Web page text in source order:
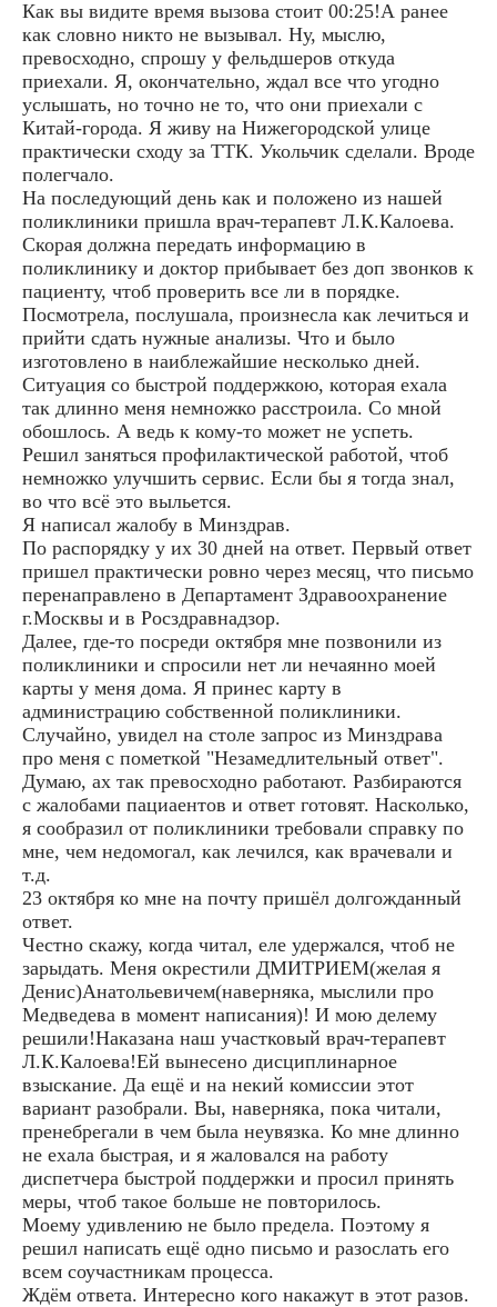
Как вы видите время вызова стоит 00:25!А ранее
как словно никто не вызывал. Ну, мыслю,
превосходно, спрошу у фельдшеров откуда
приехали. Я, окончательно, ждал все что угодно
услышать, но точно не то, что они приехали с
Китай-города. Я живу на Нижегородской улице
практически сходу за ТТК. Укольчик сделали. Вроде
полегчало.
На последующий день как и положено из нашей
поликлиники пришла врач-терапевт Л.К.Калоева.
Скорая должна передать информацию в
поликлинику и доктор прибывает без доп звонков к
пациенту, чтоб проверить все ли в порядке.
Посмотрела, послушала, произнесла как лечиться и
прийти сдать нужные анализы. Что и было
изготовлено в наиблежайшие несколько дней.
Ситуация со быстрой поддержкою, которая ехала
так длинно меня немножко расстроила. Со мной
обошлось. А ведь к кому-то может не успеть.
Решил заняться профилактической работой, чтоб
немножко улучшить сервис. Если бы я тогда знал,
во что всё это выльется.
Я написал жалобу в Минздрав.
По распорядку у их 30 дней на ответ. Первый ответ
пришел практически ровно через месяц, что письмо
перенаправлено в Департамент Здравоохранение
г.Москвы и в Росздравнадзор.
Далее, где-то посреди октября мне позвонили из
поликлиники и спросили нет ли нечаянно моей
карты у меня дома. Я принес карту в
администрацию собственной поликлиники.
Случайно, увидел на столе запрос из Минздрава
про меня с пометкой "Незамедлительный ответ".
Думаю, ах так превосходно работают. Разбираются
с жалобами пациаентов и ответ готовят. Насколько,
я сообразил от поликлиники требовали справку по
мне, чем недомогал, как лечился, как врачевали и
т.д.
23 октября ко мне на почту пришёл долгожданный
ответ.
Честно скажу, когда читал, еле удержался, чтоб не
зарыдать. Меня окрестили ДМИТРИЕМ(желая я
Денис)Анатольевичем(наверняка, мыслили про
Медведева в момент написания)! И мою делему
решили!Наказана наш участковый врач-терапевт
Л.К.Калоева!Ей вынесено дисциплинарное
взыскание. Да ещё и на некий комиссии этот
вариант разобрали. Вы, наверняка, пока читали,
пренебрегали в чем была неувязка. Ко мне длинно
не ехала быстрая, и я жаловался на работу
диспетчера быстрой поддержки и просил принять
меры, чтоб такое больше не повторилось.
Моему удивлению не было предела. Поэтому я
решил написать ещё одно письмо и разослать его
всем соучастникам процесса.
Ждём ответа. Интересно кого накажут в этот разов.